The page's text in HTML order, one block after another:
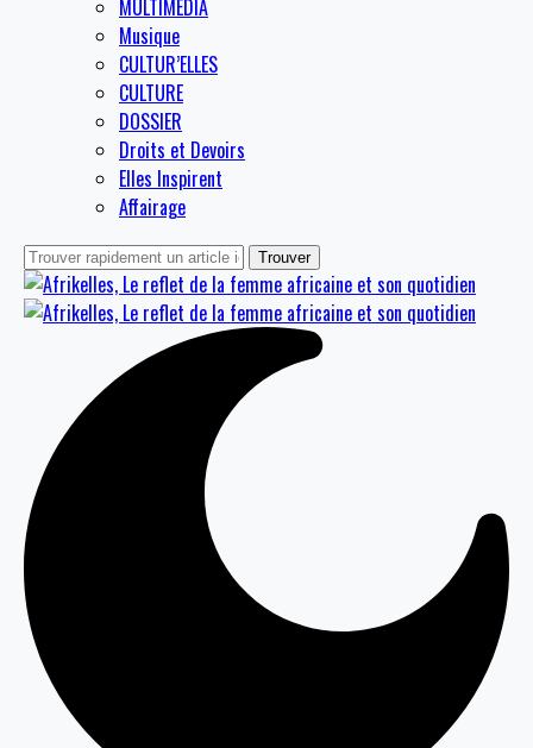
MULTIMEDIA
Musique
CULTUR’ELLES
CULTURE
DOSSIER
Droits et Devoirs
Elles Inspirent
Affairage